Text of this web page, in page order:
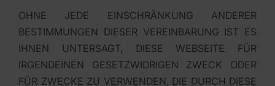
OHNE JEDE EINSCHRÄNKUNG ANDERER
BESTIMMUNGEN DIESER VEREINBARUNG IST ES
IHNEN UNTERSAGT, DIESE WEBSEITE FÜR
IRGENDEINEN GESETZWIDRIGEN ZWECK ODER
FÜR ZWECKE ZU VERWENDEN, DIE DURCH DIESE